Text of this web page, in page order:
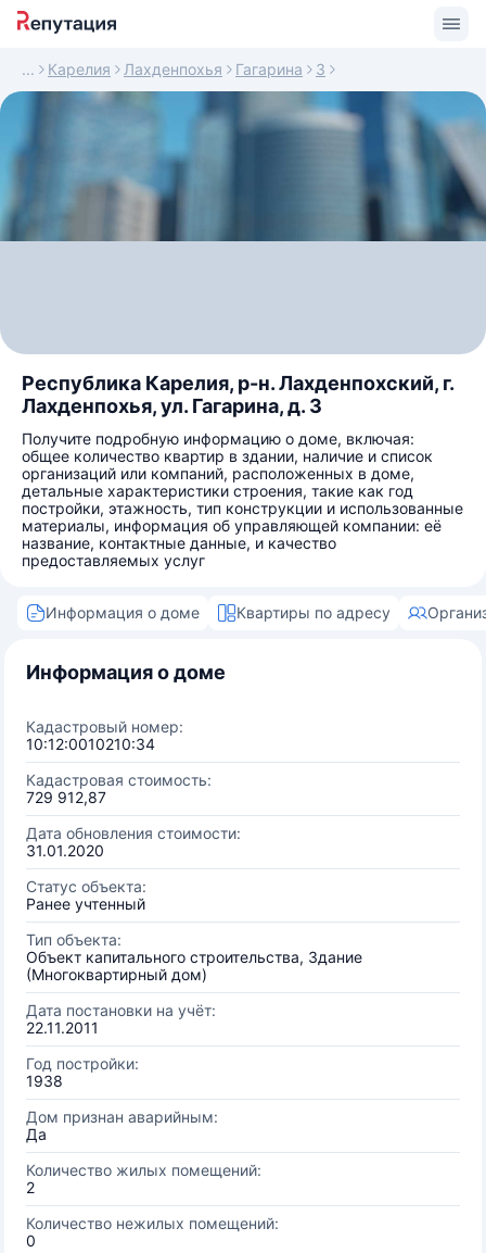
Карелия Лахденпохья Гагарина 3
Республика Карелия, р-н. Лахденпохский, г.
Лахденпохья, ул. Гагарина, д. 3
Получите подробную информацию о доме, включая:
общее количество квартир в здании, наличие и список
организаций или компаний, расположенных в доме,
детальные характеристики строения, такие как год
постройки, этажность, тип конструкции и использованные
материалы, информация об управляющей компании: её
название, контактные данные, и качество
предоставляемых услуг
Информация о доме Квартиры по адресу
Информация о доме
Кадастровый номер:
10:12:0010210:34
Кадастровая стоимость:
729 912,87
Дата обновления стоимости:
31.01.2020
Статус объекта:
Ранее учтенный
Тип объекта:
Объект капитального строительства, Здание
(Многоквартирный дом)
Дата постановки на учёт:
22.11.2011
Год постройки:
1938
Дом признан аварийным:
Да
Количество жилых помещений:
2
Количество нежилых помещений:
0